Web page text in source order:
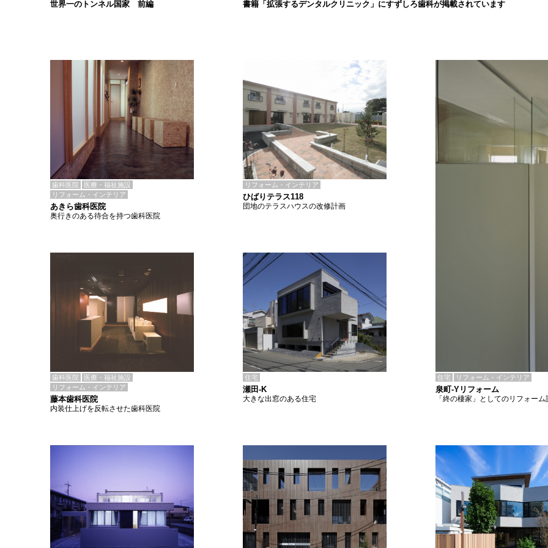
書籍「拡張するデンタルクリニック」にすずしろ歯科が掲載されています
世界一のトンネル国家 前編
歯科医院
医療・福祉施設
リフォーム・インテリア
あきら歯科医院
奥行きのある待合を持つ歯科医院
リフォーム・インテリア
ひばりテラス118
団地のテラスハウスの改修計画
歯科医院
医療・福祉施設
リフォーム・インテリア
藤本歯科医院
内装仕上げを反転させた歯科医院
住宅
瀬田-K
大きな出窓のある住宅
住宅 リフォーム・インテリア
泉町-Yリフォーム
「終の棲家」としてのリフォーム